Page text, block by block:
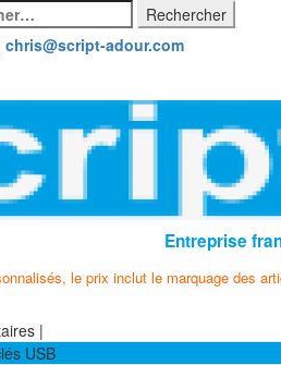
chris@script-adour.com
Entreprise
le prix inclut le marquage des
|
USB